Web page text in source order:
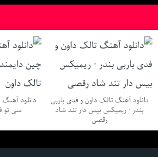
دانلود آهنگ تالک داون و فدی باربی
بندر · ریمیکس بیس دار تند شاد
رقصی
دانلود
سی تو